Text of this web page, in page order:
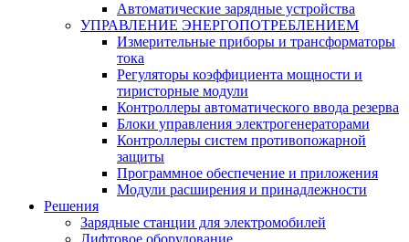
Автоматические зарядные устройства
УПРАВЛЕНИЕ ЭНЕРГОПОТРЕБЛЕНИЕМ
Измерительные приборы и трансформаторы
тока
Регуляторы коэффициента мощности и
тиристорные модули
Контроллеры автоматического ввода резерва
Блоки управления электрогенераторами
Контроллеры систем противопожарной
защиты
Программное обеспечение и приложения
Модули расширения и принадлежности
Решения
Зарядные станции для электромобилей
Лифтовое оборудование